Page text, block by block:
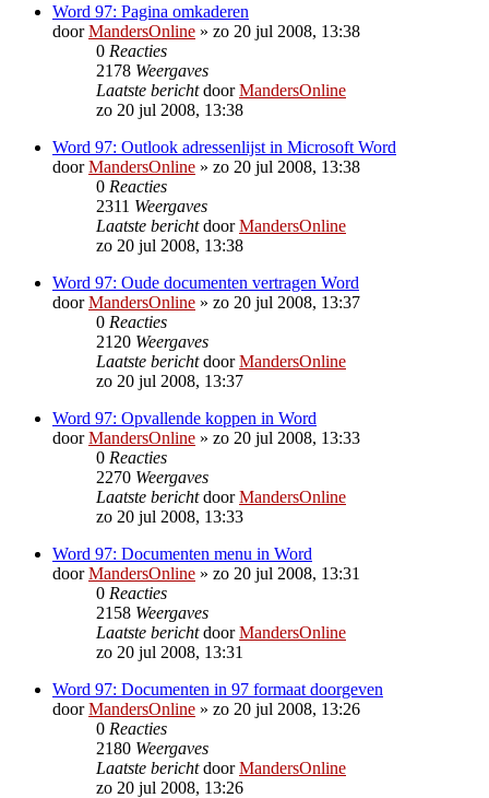
Word 97: Pagina omkaderen
doorMandersOnline » zo 20 jul 2008, 13:38
0 Reacties
2178 Weergaves
Laatste berichtdoorMandersOnline
zo 20 jul 2008, 13:38
Word 97: Outlook adressenlijst in Microsoft Word
doorMandersOnline » zo 20 jul 2008, 13:38
0 Reacties
2311 Weergaves
Laatste berichtdoorMandersOnline
zo 20 jul 2008, 13:38
Word 97: Oude documenten vertragen Word
doorMandersOnline » zo 20 jul 2008, 13:37
0 Reacties
2120 Weergaves
Laatste berichtdoorMandersOnline
zo 20 jul 2008, 13:37
Word 97: Opvallende koppen in Word
doorMandersOnline » zo 20 jul 2008, 13:33
0 Reacties
2270 Weergaves
Laatste berichtdoorMandersOnline
zo 20 jul 2008, 13:33
Word 97: Documenten menu in Word
doorMandersOnline » zo 20 jul 2008, 13:31
0 Reacties
2158 Weergaves
Laatste berichtdoorMandersOnline
zo 20 jul 2008, 13:31
Word 97: Documenten in 97 formaat doorgeven
doorMandersOnline » zo 20 jul 2008, 13:26
0 Reacties
2180 Weergaves
Laatste berichtdoorMandersOnline
zo 20 jul 2008, 13:26